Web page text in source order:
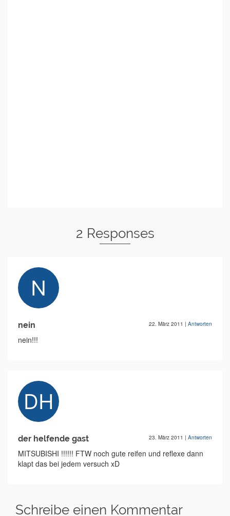
2 Responses
nein 22. März 2011 | Antworten
nein!!!
der helfende gast 23. März 2011 | Antworten
MITSUBISHI !!!!!! FTW noch gute reifen und reflexe dann
klapt das bei jedem versuch xD
Schreibe einen Kommentar